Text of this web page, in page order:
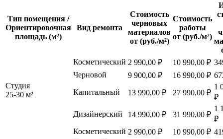
Тип помещения /
Ориентировочная
площадь (м²)
Вид ремонта
Стоимость
черновых
материалов
от (руб./м²)
Стоимость
работы
от (руб./м²)
Студия
25-30 м²
Косметический 2 990,00 ₽ 10 990,00 ₽
Черновой
9 900,00 ₽ 16 990,00 ₽
Капитальный
13 990,00 ₽ 27 990,00 ₽
1
₽
Дизайнерский
14 990,00 ₽ 31 990,00 ₽
1
₽
Косметический 2 990,00 ₽ 10 990,00 ₽